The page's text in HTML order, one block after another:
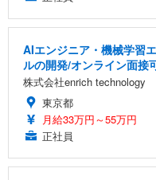
AIエンジニア・機械学習
ルの開発/オンライン面接
株式会社enrich technology
東京都
月給33万円～55万円
正社員